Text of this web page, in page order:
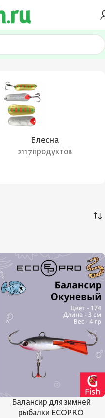
Блесна
2117 продуктов
Балансир для зимней
рыбалки ECOPRO